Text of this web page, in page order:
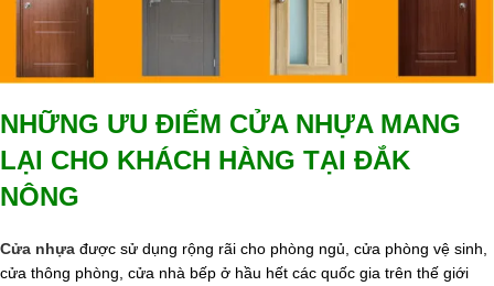
NHỮNG ƯU ĐIỂM CỬA NHỰA MANG
LẠI CHO KHÁCH HÀNG TẠI ĐẮK
NÔNG
Cửa nhựa được sử dụng rộng rãi cho phòng ngủ, cửa phòng vệ sinh,
cửa thông phòng, cửa nhà bếp ở hầu hết các quốc gia trên thế giới